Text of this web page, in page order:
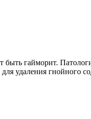
гайморит.
удаления гнойного